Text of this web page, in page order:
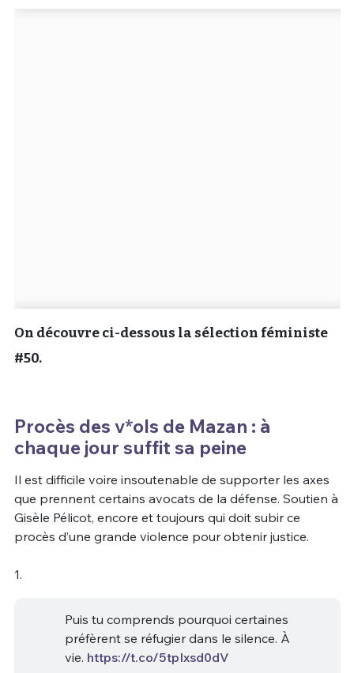
On découvre ci-dessous la sélection féministe
#50.
Procès des v*ols de Mazan : à
chaque jour suffit sa peine
Il est difficile voire insoutenable de supporter les axes
que prennent certains avocats de la défense. Soutien à
Gisèle Pélicot, encore et toujours qui doit subir ce
procès d’une grande violence pour obtenir justice.
1.
Puis tu comprends pourquoi certaines
préfèrent se réfugier dans le silence. À
vie. https://t.co/5tpIxsd0dV